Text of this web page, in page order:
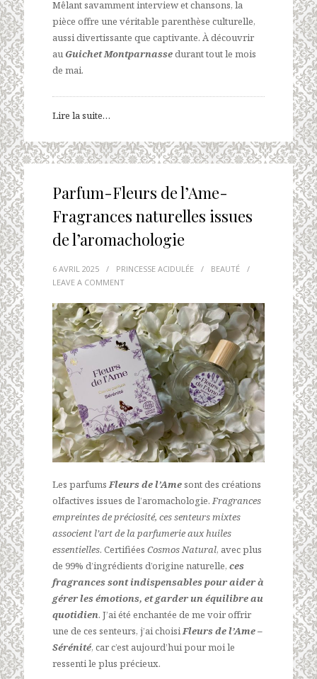
Mêlant savamment interview et chansons, la
pièce offre une véritable parenthèse culturelle,
aussi divertissante que captivante. À découvrir
auGuichet Montparnassedurant tout le mois
de mai.
Lire la suite…
Parfum-Fleurs de l’Ame-
Fragrances naturelles issues
de l’aromachologie
6 AVRIL 2025 / PRINCESSE ACIDULÉE / BEAUTÉ
/
LEAVE A COMMENT
Les parfumsFleurs de l’Amesont des créations
olfactives issues de l’aromachologie.Fragrances
empreintes de préciosité, ces senteurs mixtes
associent l’art de la parfumerie aux huiles
essentielles. Certifiées Cosmos Natural, avec plus
de 99% d’ingrédients d’origine naturelle, ces
fragrances sont indispensables pour aider à
gérer les émotions, et garder un équilibre au
quotidien. J’ai été enchantée de me voir offrir
une de ces senteurs, j’ai choisiFleurs de l’Ame –
Sérénité, car c’est aujourd’hui pour moi le
ressenti le plus précieux.